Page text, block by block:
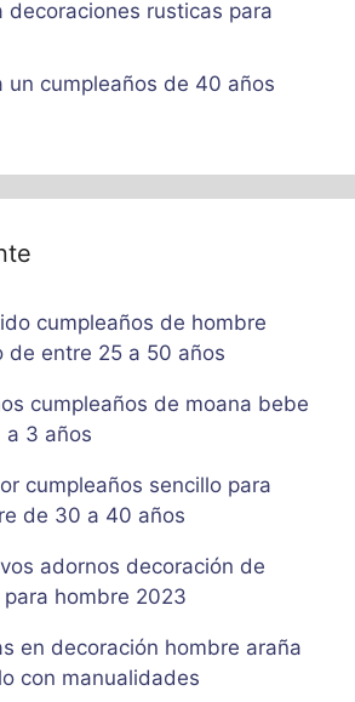
decoraciones rusticas para
un cumpleaños de 40 años
cumpleaños de hombre
de entre 25 a 50 años
cumpleaños de moana bebe
a 3 años
cumpleaños sencillo para
de 30 a 40 años
adornos decoración de
hombre 2023
en decoración hombre araña
con manualidades